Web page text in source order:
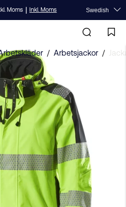
Moms | Inkl. Moms Swedish
/ Arbetsjackor /